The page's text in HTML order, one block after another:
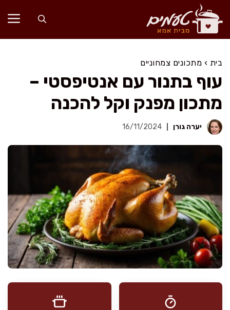
לדלג
לתוכן
בית › מתכונים צמחוניים
עוף בתנור עם אנטיפסטי –
מתכון מפנק וקל להכנה
יערה גורן 16/11/2024